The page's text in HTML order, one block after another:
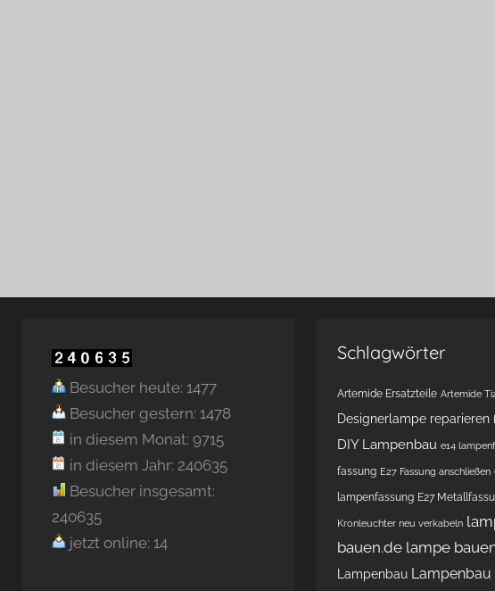
Besucher heute: 1477
Besucher gestern: 1478
in diesem Monat: 9715
in diesem Jahr: 240635
Besucher insgesamt:
240635
jetzt online: 14
Schlagwörter
Artemide Ersatzteile Artemide
Designerlampe reparieren
DIY Lampenbau e14
fassung E27 Fassung anschließen
lampenfassung E27
Kronleuchter neu verkabeln
bauen.de lampe
Lampenbau